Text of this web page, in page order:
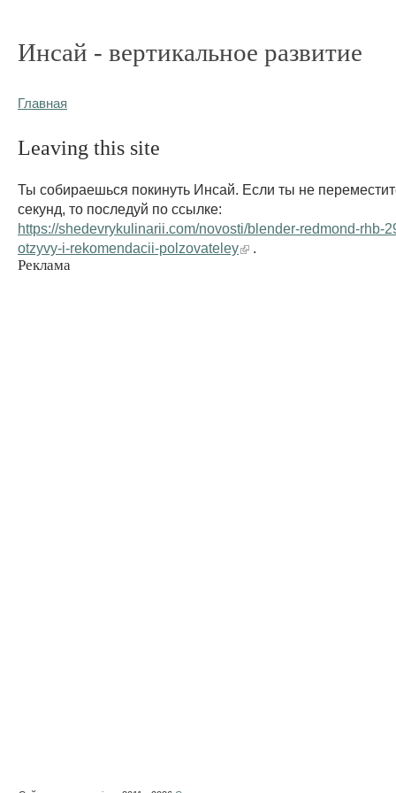
Инсай - вертикальное развитие
Главная
Leaving this site
Ты собираешься покинуть Инсай. Если ты не
секунд, то последуй по ссылке:
https://shedevrykulinarii.com/novosti/blender-redmond-rhb-
otzyvy-i-rekomendacii-polzovateley
Реклама